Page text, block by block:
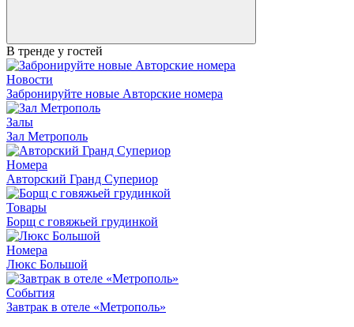
В тренде у гостей
Новости
Забронируйте новые Авторские номера
Залы
Зал Метрополь
Номера
Авторский Гранд Супериор
Товары
Борщ с говяжьей грудинкой
Номера
Люкс Большой
События
Завтрак в отеле «Метрополь»